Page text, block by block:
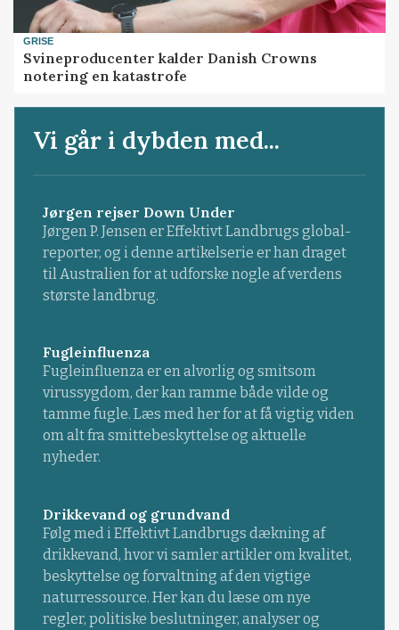
GRISE
Svineproducenter kalder Danish Crowns
notering en katastrofe
Vi går i dybden med...
Jørgen rejser Down Under
Jørgen P. Jensen er Effektivt Landbrugs global-
reporter, og i denne artikelserie er han draget
til Australien for at udforske nogle af verdens
største landbrug.
Fugleinfluenza
Fugleinfluenza er en alvorlig og smitsom
virussygdom, der kan ramme både vilde og
tamme fugle. Læs med her for at få vigtig viden
om alt fra smittebeskyttelse og aktuelle
nyheder.
Drikkevand og grundvand
Følg med i Effektivt Landbrugs dækning af
drikkevand, hvor vi samler artikler om kvalitet,
beskyttelse og forvaltning af den vigtige
naturressource. Her kan du læse om nye
regler, politiske beslutninger, analyser og